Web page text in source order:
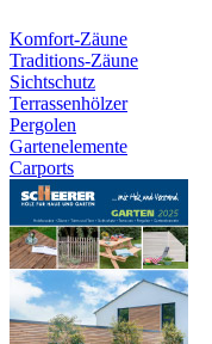
Komfort-Zäune
Traditions-Zäune
Sichtschutz
Terrassenhölzer
Pergolen
Gartenelemente
Carports